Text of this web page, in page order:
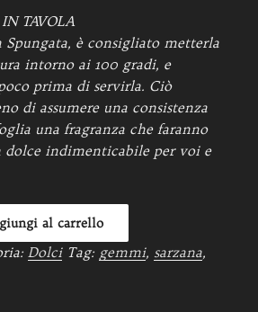
TAVOLA
Spungata, è consigliato metterla
intorno ai 100 gradi, e
prima di servirla. Ciò
di assumere una consistenza
una fragranza che faranno
dolce indimenticabile per voi e
al carrello
Dolci Tag: gemmi, sarzana,